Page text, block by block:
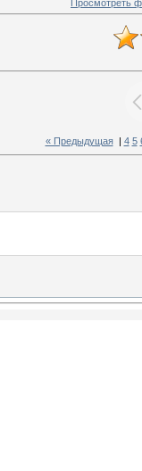
Просмотреть
« Предыдущая| 4 5